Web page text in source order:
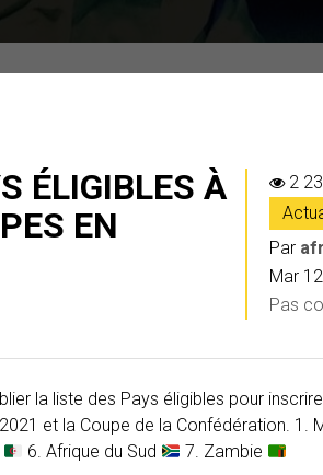
ÉLIGIBLES À
EN
2
Par
Mar
Pas
la liste des Pays éligibles pour
et la Coupe de la Confédération. 1.
6. Afrique du Sud 7. Zambie